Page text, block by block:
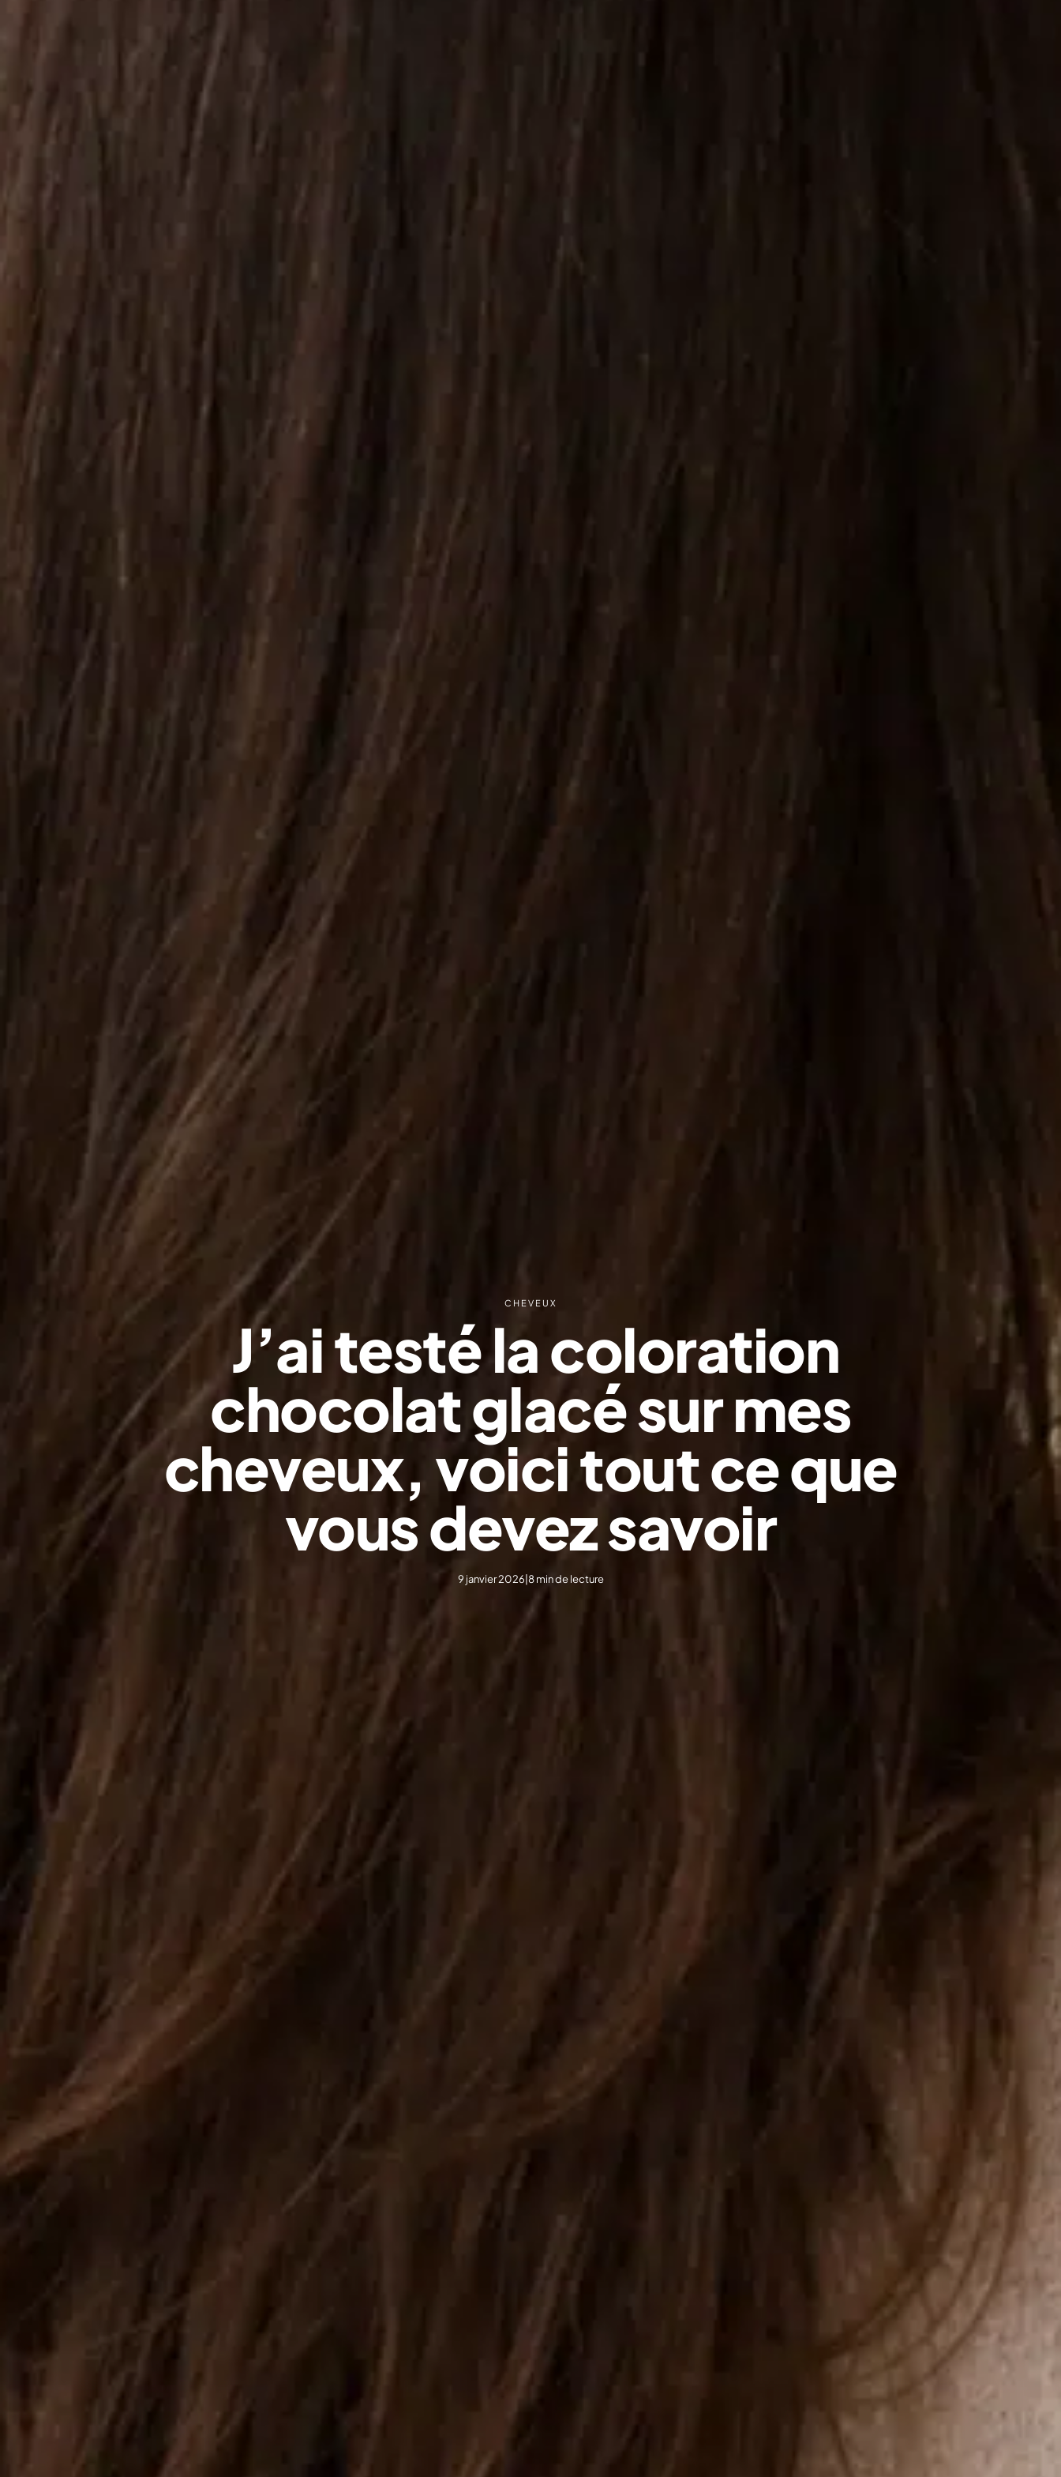
CHEVEUX
J’ai testé la coloration
chocolat glacé sur mes
cheveux, voici tout ce que
vous devez savoir
9 janvier 2026 8 min de lecture